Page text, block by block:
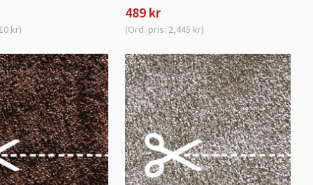
kr)
489 kr
(Ord. pris: 2,445 kr)